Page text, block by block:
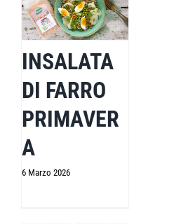
INSALATA
DI FARRO
PRIMAVER
A
6 Marzo 2026